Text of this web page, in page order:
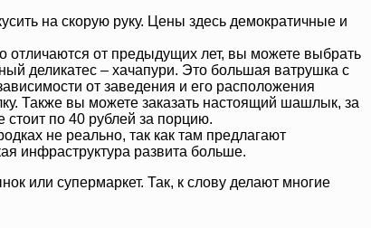
на скорую руку. Цены здесь демократичные и
отличаются от предыдущих лет, вы можете выбрать
деликатес – хачапури. Это большая ватрушка с
от заведения и его расположения
Также вы можете заказать настоящий шашлык, за
стоит по 40 рублей за порцию.
не реально, так как там предлагают
инфраструктура развита больше.
или супермаркет. Так, к слову делают многие